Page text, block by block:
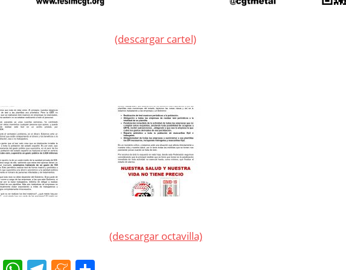
(descargar cartel)
(descargar octavilla)